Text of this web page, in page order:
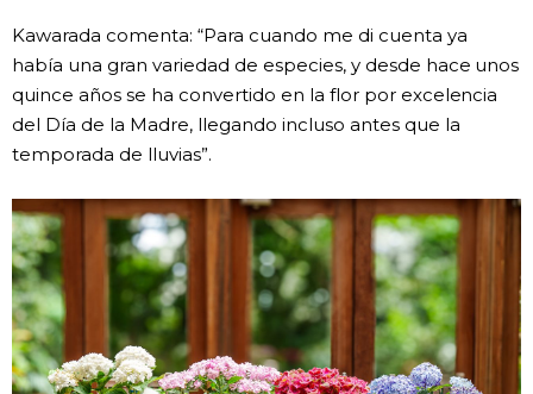
Kawarada comenta: “Para cuando me di cuenta ya
había una gran variedad de especies, y desde hace unos
quince años se ha convertido en la flor por excelencia
del Día de la Madre, llegando incluso antes que la
temporada de lluvias”.